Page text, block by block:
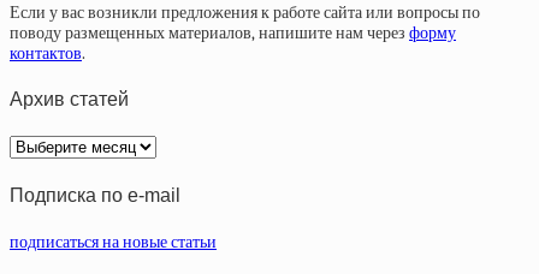
Если у вас возникли предложения к работе сайта или вопросы по
поводу размещенных материалов, напишите нам через форму
контактов.
Архив статей
Архив
статей
Подписка по e-mail
подписаться на новые статьи